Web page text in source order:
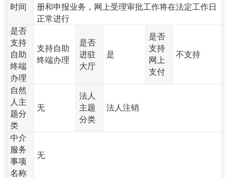
时间
册和申报业务，网上受理审批工作将在法定工作日
正常进行
是否
支持
自助
终端
办理
支持自助
终端办理
是否
进驻
大厅
是
是否
支持
网上
支付
不支持
自然
人主
题分
类
无
法人
主题
分类
法人注销
中介
服务
事项
名称
无